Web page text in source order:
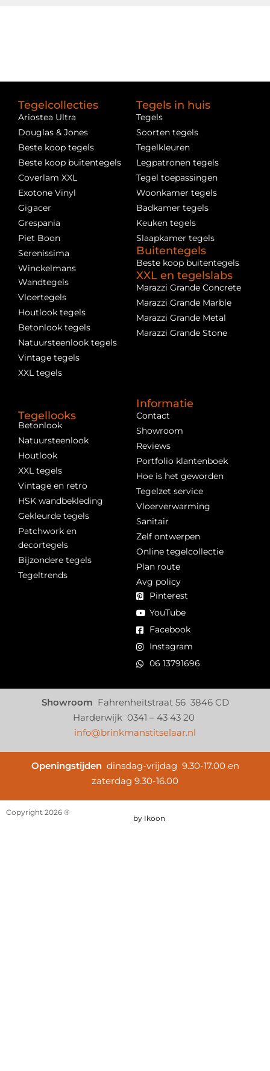
Tegelcollecties
Ariostea Ultra
Douglas & Jones
Beste koop tegels
Beste koop buitentegels
Coverlam XXL
Exotone Vinyl
Gigacer
Grespania
Piet Boon
Serenissima
Winckelmans
Wandtegels
Vloertegels
Houtlook tegels
Betonlook tegels
Natuursteenlook tegels
Vintage tegels
XXL tegels
Tegels in huis
Tegels
Soorten tegels
Tegelkleuren
Legpatronen tegels
Tegel toepassingen
Woonkamer tegels
Badkamer tegels
Keuken tegels
Slaapkamer tegels
Buitentegels
Beste koop buitentegels
XXL en tegelslabs
Marazzi Grande Concrete
Marazzi Grande Marble
Marazzi Grande Metal
Marazzi Grande Stone
Tegellooks
Betonlook
Natuursteenlook
Houtlook
XXL tegels
Vintage en retro
HSK wandbekleding
Gekleurde tegels
Patchwork en
decortegels
Bijzondere tegels
Tegeltrends
Informatie
Contact
Showroom
Reviews
Portfolio klantenboek
Hoe is het geworden
Tegelzet service
Vloerverwarming
Sanitair
Zelf ontwerpen
Online tegelcollectie
Plan route
Avg policy
Pinterest
YouTube
Facebook
Instagram
06 13791696
Showroom Fahrenheitstraat 56 3846 CD
Harderwijk 0341 – 43 43 20
info@brinkmanstitselaar.nl
Openingstijden dinsdag-vrijdag 9.30-17.00 en
zaterdag 9.30-16.00
Copyright 2026 ®
by Ikoon